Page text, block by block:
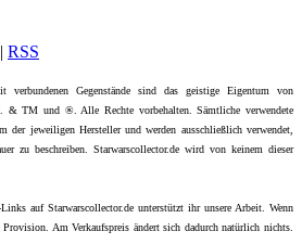
| RSS
Gegenstände sind das geistige Eigentum von
TM und ®. Alle Rechte vorbehalten. Sämtliche verwendete
der jeweiligen Hersteller und werden ausschließlich verwendet,
zu beschreiben. Starwarscollector.de wird von keinem dieser
auf Starwarscollector.de unterstützt ihr unsere Arbeit. Wenn
Am Verkaufspreis ändert sich dadurch natürlich nichts.